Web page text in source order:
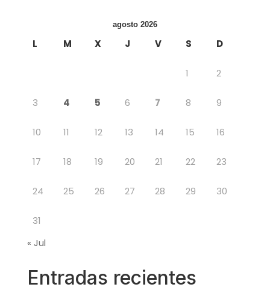
agosto 2026
L M X J V S D
1 2
3 4 5 6 7 8 9
10 11 12 13 14 15 16
17 18 19 20 21 22 23
24 25 26 27 28 29 30
31
« Jul
Entradas recientes